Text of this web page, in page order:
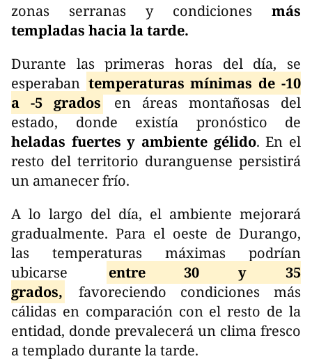
zonas serranas y condiciones más
templadas hacia la tarde.
Durante las primeras horas del día, se
esperaban temperaturas mínimas de -10
a -5 grados
en áreas montañosas del
estado, donde existía pronóstico de
heladas fuertes y ambiente gélido. En el
resto del territorio duranguense persistirá
un amanecer frío.
A lo largo del día, el ambiente mejorará
gradualmente. Para el oeste de Durango,
las temperaturas máximas podrían
ubicarse
entre 30 y 35
grados,
favoreciendo condiciones más
cálidas en comparación con el resto de la
entidad, donde prevalecerá un clima fresco
a templado durante la tarde.